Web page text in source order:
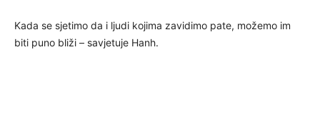
Kada se sjetimo da i ljudi kojima zavidimo pate, možemo im
biti puno bliži – savjetuje Hanh.